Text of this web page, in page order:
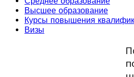
Высшее образование
Курсы повышения
Визы